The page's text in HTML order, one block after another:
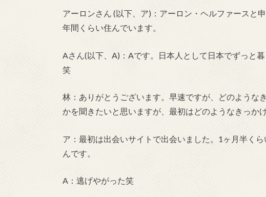
アーロンさん (以下、ア)：アーロン・ヘルファースと
年間くらい住んでいます。
Aさん(以下、A)：Aです。日本人として日本でずっと
笑
林：ありがとうございます。早速ですが、どのような
かを聞きたいと思いますが、最初はどのようなきっか
ア：最初は出会いサイトで出会いました。1ヶ月半く
んです。
A：逃げやがった笑